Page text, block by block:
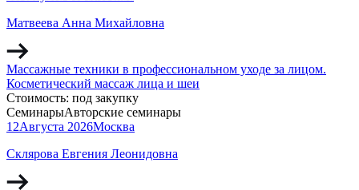
Матвеева Анна Михайловна
Массажные техники в профессиональном уходе за лицом.
Косметический массаж лица и шеи
Стоимость: под закупку
СеминарыАвторские семинары
12Августа 2026Москва
Склярова Евгения Леонидовна